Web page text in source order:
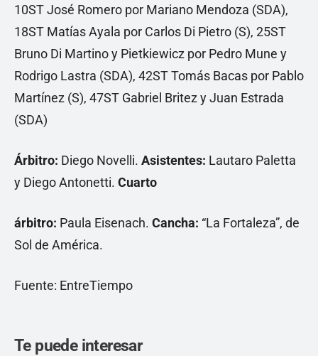
10ST José Romero por Mariano Mendoza (SDA),
18ST Matías Ayala por Carlos Di Pietro (S), 25ST
Bruno Di Martino y Pietkiewicz por Pedro Mune y
Rodrigo Lastra (SDA), 42ST Tomás Bacas por Pablo
Martínez (S), 47ST Gabriel Britez y Juan Estrada
(SDA)
Árbitro: Diego Novelli. Asistentes: Lautaro Paletta
y Diego Antonetti. Cuarto
árbitro: Paula Eisenach. Cancha: “La Fortaleza”, de
Sol de América.
Fuente: EntreTiempo
Te puede interesar